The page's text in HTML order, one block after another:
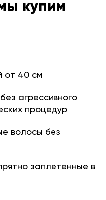
купим
от 40 см
агрессивного
процедур
волосы без
заплетенные в